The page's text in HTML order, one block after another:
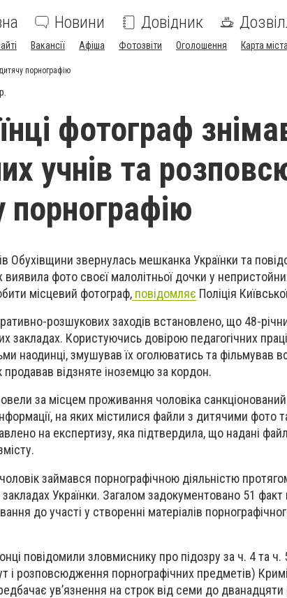
Новини Довідник
Вакансії Афіша Фотозвіти Оголошення Карта міста
порнографію
фотограф
учнів та
порнографію
Обухівщини звернулась мешканка Українки та
фото своєї малолітньої дочки у
місцевий фотограф, повідомляє Поліція
розшукових заходів встановлено, що 48-
закладах. Користуючись довірою педагогічних
наодинці, змушував їх оголюватись та фільмував
відзняте іноземцю за кордон.
за місцем проживання чоловіка
на яких містилися файли з дитячими фото
на експертизу, яка підтвердила, що надані
займався порнографічною діяльністю
Українки. Загалом задокументовано 51 факт
до участі у створенні матеріалів
повідомили зловмиснику про підозру за ч. 4 та
і розповсюдження порнографічних предметів)
ув’язнення на строк від семи до